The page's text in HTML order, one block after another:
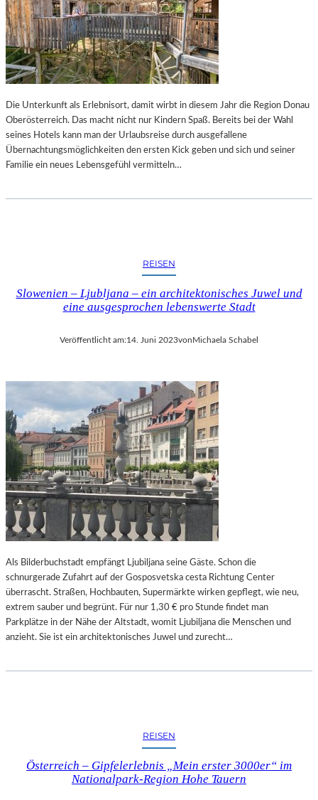
Die Unterkunft als Erlebnisort, damit wirbt in diesem Jahr die Region Donau
Oberösterreich. Das macht nicht nur Kindern Spaß. Bereits bei der Wahl
seines Hotels kann man der Urlaubsreise durch ausgefallene
Übernachtungsmöglichkeiten den ersten Kick geben und sich und seiner
Familie ein neues Lebensgefühl vermitteln…
REISEN
Slowenien – Ljubljana – ein architektonisches Juwel und
eine ausgesprochen lebenswerte Stadt
Veröffentlicht am:14. Juni 2023vonMichaela Schabel
Als Bilderbuchstadt empfängt Ljubiljana seine Gäste. Schon die
schnurgerade Zufahrt auf der Gosposvetska cesta Richtung Center
überrascht. Straßen, Hochbauten, Supermärkte wirken gepflegt, wie neu,
extrem sauber und begrünt. Für nur 1,30 € pro Stunde findet man
Parkplätze in der Nähe der Altstadt, womit Ljubiljana die Menschen und
anzieht. Sie ist ein architektonisches Juwel und zurecht…
REISEN
Österreich – Gipfelerlebnis „Mein erster 3000er“ im
Nationalpark-Region Hohe Tauern